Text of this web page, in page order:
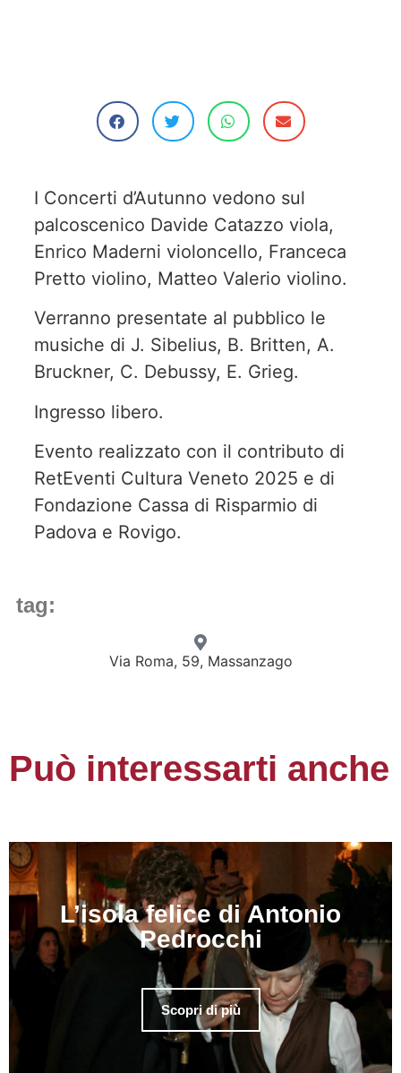
I Concerti d’Autunno vedono sul
palcoscenico Davide Catazzo viola,
Enrico Maderni violoncello, Franceca
Pretto violino, Matteo Valerio violino.
Verranno presentate al pubblico le
musiche di J. Sibelius, B. Britten, A.
Bruckner, C. Debussy, E. Grieg.
Ingresso libero.
Evento realizzato con il contributo di
RetEventi Cultura Veneto 2025 e di
Fondazione Cassa di Risparmio di
Padova e Rovigo.
tag:
Via Roma, 59, Massanzago
Può interessarti anche
L’isola felice di Antonio
Pedrocchi
Scopri di più